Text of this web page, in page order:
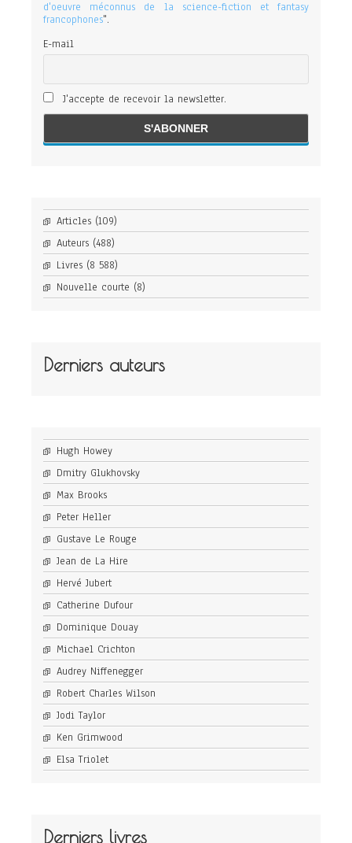
d'oeuvre méconnus de la science-fiction et fantasy
francophones".
E-mail
J'accepte de recevoir la newsletter.
Articles (109)
Auteurs (488)
Livres (8 588)
Nouvelle courte (8)
Derniers auteurs
Hugh Howey
Dmitry Glukhovsky
Max Brooks
Peter Heller
Gustave Le Rouge
Jean de La Hire
Hervé Jubert
Catherine Dufour
Dominique Douay
Michael Crichton
Audrey Niffenegger
Robert Charles Wilson
Jodi Taylor
Ken Grimwood
Elsa Triolet
Derniers livres